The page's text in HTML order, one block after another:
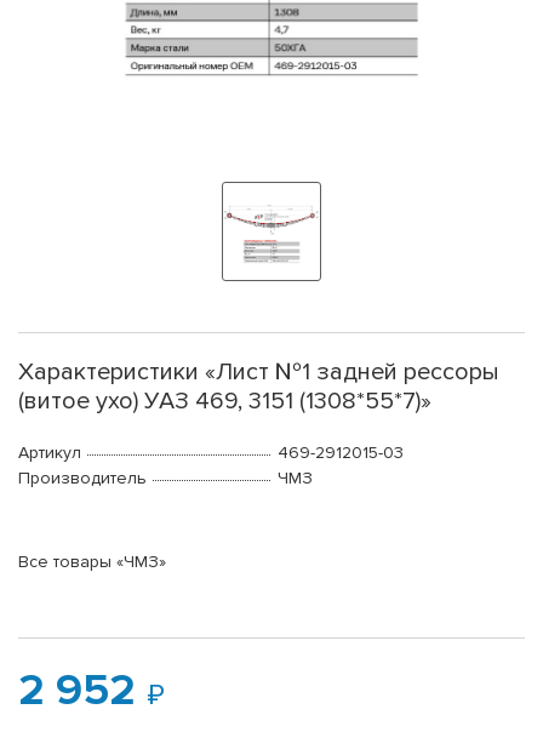
Характеристики «Лист №1 задней рессоры
(витое ухо) УАЗ 469, 3151 (1308*55*7)»
Артикул
469-2912015-03
Производитель
ЧМЗ
Все товары «ЧМЗ»
2 952